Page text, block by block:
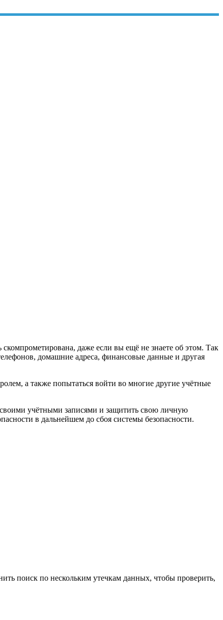
даже если вы ещё не знаете об этом. Так
домашние адреса, финансовые данные и другая
а также попытаться войти во многие другие учётные
учётными записями и защитить свою личную
в дальнейшем до сбоя системы безопасности.
поиск по нескольким утечкам данных, чтобы проверить,